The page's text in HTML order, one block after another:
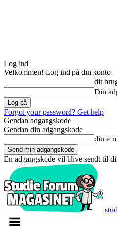
Log ind
Velkommen! Log ind på din konto
dit
Din
Forgot your password? Get help
Gendan adgangskode
Gendan din adgangskode
din e-
En adgangskode vil blive sendt til